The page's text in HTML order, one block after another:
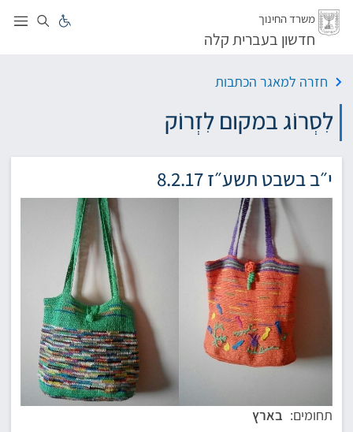
דלג
משרד החינוך
חדשון בעברית קלה
חזרה למאגר הכתבות
לִסְרוֹג במקום לִזְרוֹק
י״ב בשבט תשע״ז 8.2.17
תחומים: בארץ